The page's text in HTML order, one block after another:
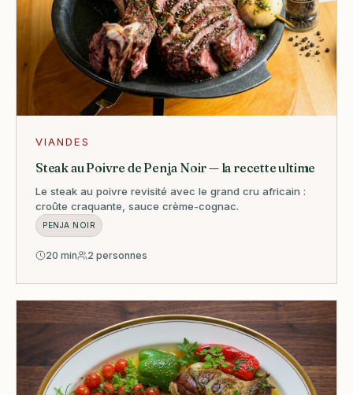
VIANDES
Steak au Poivre de Penja Noir — la recette ultime
Le steak au poivre revisité avec le grand cru africain :
croûte craquante, sauce crème-cognac.
PENJA NOIR
20 min 2 personnes